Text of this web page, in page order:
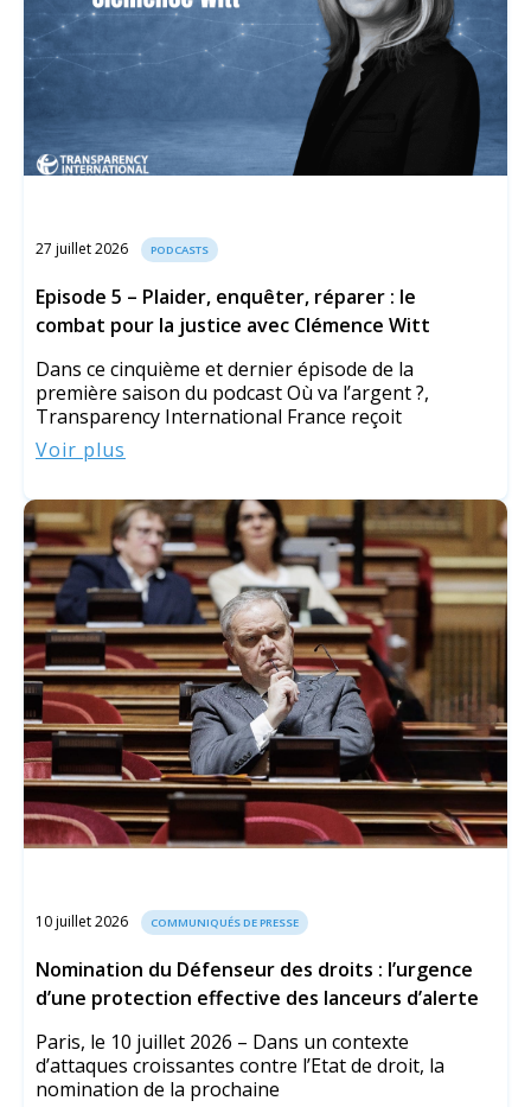
27 juillet 2026 PODCASTS
Episode 5 – Plaider, enquêter, réparer : le
combat pour la justice avec Clémence Witt
Dans ce cinquième et dernier épisode de la
première saison du podcast Où va l’argent ?,
Transparency International France reçoit
Voir plus
10 juillet 2026 COMMUNIQUÉS DE PRESSE
Nomination du Défenseur des droits : l’urgence
d’une protection effective des lanceurs d’alerte
Paris, le 10 juillet 2026 – Dans un contexte
d’attaques croissantes contre l’Etat de droit, la
nomination de la prochaine